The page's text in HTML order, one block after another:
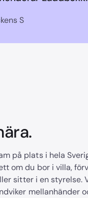
S
på plats i hela
om du bor i villa,
sitter i en styrelse.
mellanhänder